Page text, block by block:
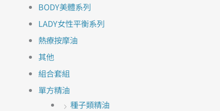
BODY美體系列
LADY女性平衡系列
熱療按摩油
其他
組合套組
單方精油
種子類精油